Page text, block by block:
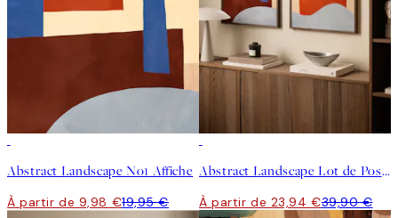
Abstract Landscape No1 Affiche
À partir de 9,98 €19,95 €
Abstract Landscape Lot de Posters
À partir de 23,94 €39,90 €